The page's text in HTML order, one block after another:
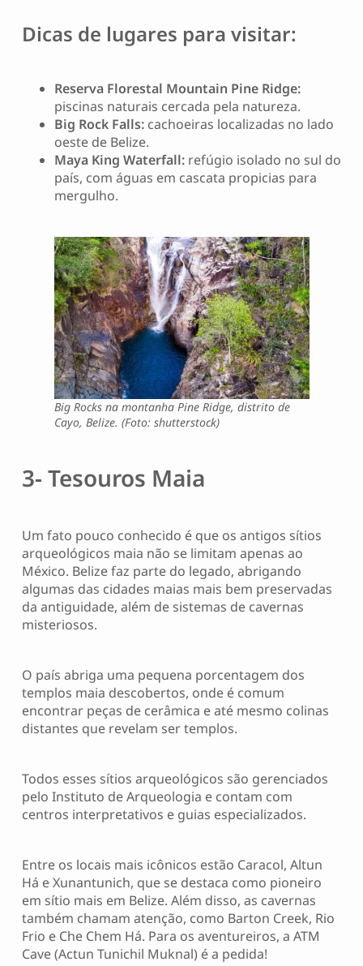
Dicas de lugares para visitar:
Reserva Florestal Mountain Pine Ridge:
piscinas naturais cercada pela natureza.
Big Rock Falls:cachoeiras localizadas no lado
oeste de Belize.
Maya King Waterfall:refúgio isolado no sul do
país, com águas em cascata propicias para
mergulho.
Big Rocks na montanha Pine Ridge, distrito de
Cayo, Belize. (Foto: shutterstock)
3- Tesouros Maia
Um fato pouco conhecido é que os antigos sítios
arqueológicos maia não se limitam apenas ao
México. Belize faz parte do legado, abrigando
algumas das cidades maias mais bem preservadas
da antiguidade, além de sistemas de cavernas
misteriosos.
O país abriga uma pequena porcentagem dos
templos maia descobertos, onde é comum
encontrar peças de cerâmica e até mesmo colinas
distantes que revelam ser templos.
Todos esses sítios arqueológicos são gerenciados
pelo Instituto de Arqueologia e contam com
centros interpretativos e guias especializados.
Entre os locais mais icônicos estão Caracol, Altun
Há e Xunantunich, que se destaca como pioneiro
em sítio mais em Belize. Além disso, as cavernas
também chamam atenção, como Barton Creek, Rio
Frio e Che Chem Há. Para os aventureiros, a ATM
Cave (Actun Tunichil Muknal) é a pedida!